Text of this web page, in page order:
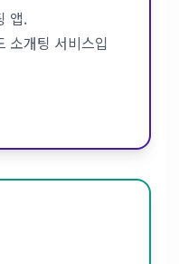
앱.
소개팅 서비스입